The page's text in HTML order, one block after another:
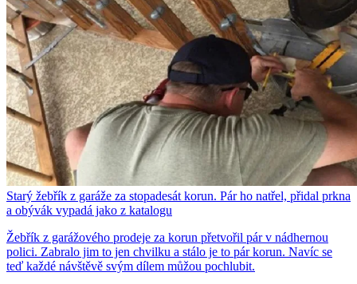
Starý žebřík z garáže za stopadesát korun. Pár ho natřel, přidal prkna
a obývák vypadá jako z katalogu
Žebřík z garážového prodeje za korun přetvořil pár v nádhernou
polici. Zabralo jim to jen chvilku a stálo je to pár korun. Navíc se
teď každé návštěvě svým dílem můžou pochlubit.